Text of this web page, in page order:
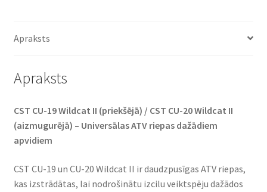
Apraksts
Apraksts
CST CU-19 Wildcat II (priekšējā) / CST CU-20 Wildcat II
(aizmugurējā) – Universālas ATV riepas dažādiem
apvidiem
CST CU-19 un CU-20 Wildcat II ir daudzpusīgas ATV riepas,
kas izstrādātas, lai nodrošinātu izcilu veiktspēju dažādos